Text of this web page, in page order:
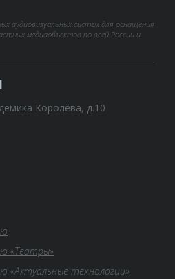
аудиовизуальных систем для оснащения
медиаобъектов по всей России и
Королёва, д.10
«Театры»
«Актуальные технологии»